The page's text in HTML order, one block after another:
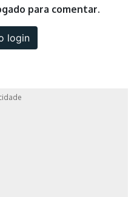
para comentar.
login